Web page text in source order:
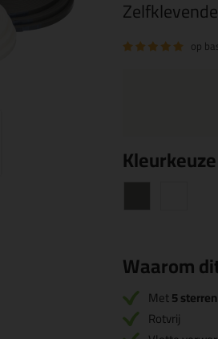
op
Kleurkeuze
Waarom
Met5 sterren
Rotvrij